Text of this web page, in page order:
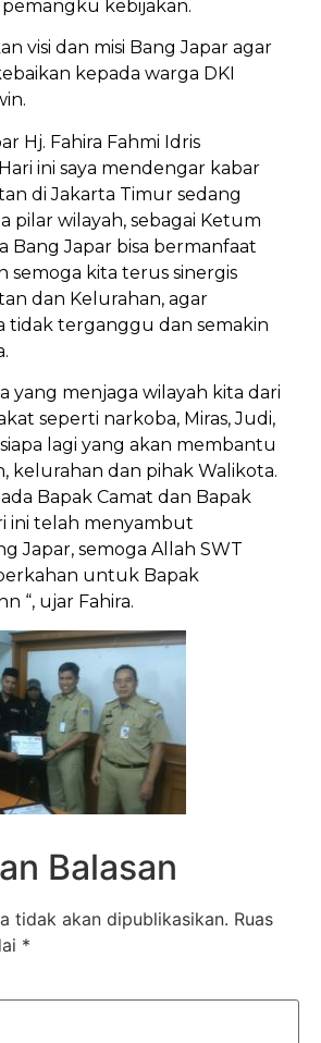
kebijakan.
visi dan misi Bang Japar agar
kepada warga DKI
Hj. Fahira Fahmi Idris
ini saya mendengar kabar
di Jakarta Timur sedang
pilar wilayah, sebagai Ketum
Bang Japar bisa bermanfaat
semoga kita terus sinergis
dan Kelurahan, agar
tidak terganggu dan semakin
yang menjaga wilayah kita dari
seperti narkoba, Miras, Judi,
lagi yang akan membantu
kelurahan dan pihak Walikota.
Bapak Camat dan Bapak
ini telah menyambut
Japar, semoga Allah SWT
untuk Bapak
“, ujar Fahira.
Balasan
tidak akan dipublikasikan. Ruas
*